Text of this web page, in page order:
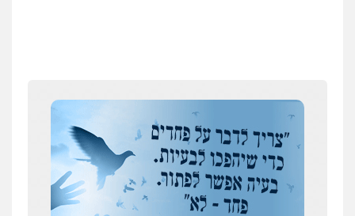
ניר קידר – צלם
צילום עורכי דין שירותים מקצועיים לעורכי
דין
0504578527
רונן הלל – מוניטין
מחיקת כתבות מגוגל ודחיקת אזכורים
תושב סכנין חשוד ששלח הודעות מאיימות לעורך דין
מקומי
אבי שקד מונה
כחבר ועדת איסור הלבנת הון בלשכת עורכי הדין
194 עורכי הדין החדשים
אחרי המלחמה: הוסמכו בירושלים עורכות ועורכי